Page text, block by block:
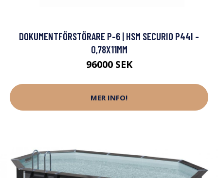
DOKUMENTFÖRSTÖRARE P-6 | HSM SECURIO P44I -
0,78X11MM
96000 SEK
MER INFO!